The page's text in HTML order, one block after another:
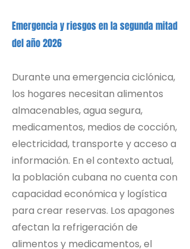
Emergencia y riesgos en la segunda mitad
del año 2026
Durante una emergencia ciclónica,
los hogares necesitan alimentos
almacenables, agua segura,
medicamentos, medios de cocción,
electricidad, transporte y acceso a
información. En el contexto actual,
la población cubana no cuenta con
capacidad económica y logística
para crear reservas. Los apagones
afectan la refrigeración de
alimentos y medicamentos, el